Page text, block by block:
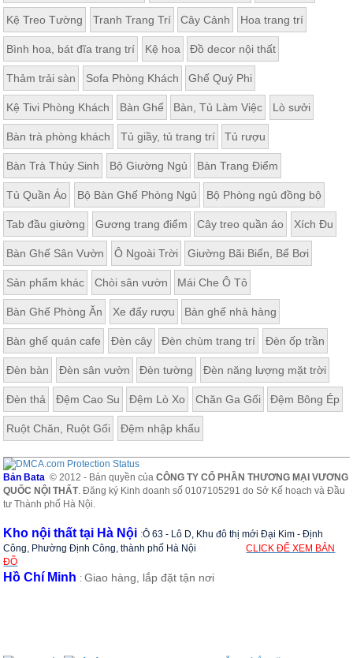
Sofa,
tủ
rượu,
Bàn
Nội
Thất
Phòng
Ngủ
Giường
ngủ, tủ
áo, bàn
trang
Nội
Thất
Phòng
Ăn
Bàn
ăn,
ghế
ăn,
bếp
Nội
Thất
Ban
Công,
Vườn
Bàn
ghế
ban
đu,
ghế...
Phụ
Kệ Treo Tường Tranh Trang Trí Cây Cảnh Hoa trang trí
Bình hoa, bát đĩa trang trí Kệ hoa Đồ decor nội thất
Thảm trải sàn Sofa Phòng Khách Ghế Quý Phi
Kệ Tivi Phòng Khách Bàn Ghế Bàn, Tủ Làm Việc Lò sưởi
Bàn trà phòng khách Tủ giầy, tủ trang trí Tủ rượu
Bàn Trà Thủy Sinh Bộ Giường Ngủ Bàn Trang Điểm
Tủ Quần Áo Bộ Bàn Ghế Phòng Ngủ Bộ Phòng ngủ đồng bộ
Tab đầu giường Gương trang điểm Cây treo quần áo Xích Đu
Bàn Ghế Sân Vườn Ô Ngoài Trời Giường Bãi Biển, Bể Bơi
Sản phẩm khác Chòi sân vườn Mái Che Ô Tô
Bàn Ghế Phòng Ăn Xe đẩy rượu Bàn ghế nhà hàng
Bàn ghế quán cafe Đèn cây Đèn chùm trang trí Đèn ốp trần
Đèn bàn Đèn sân vườn Đèn tường Đèn năng lượng mặt trời
Đèn thả Đệm Cao Su Đệm Lò Xo Chăn Ga Gối Đệm Bông Ép
Ruột Chăn, Ruột Gối Đệm nhập khẩu
Bản Bata © 2012 - Bản quyền củaCÔNG TY CỔ PHẦN THƯƠNG MẠI VƯƠNG
QUỐC NỘI THẤT. Đăng ký Kinh doanh số 0107105291 do Sở Kế hoạch và Đầu
tư Thành phố Hà Nội.
Kho nội thất tại Hà Nội :Ô 63 - Lô D, Khu đô thị mới Đại Kim - Định
Công, Phường Định Công, thành phố Hà Nội
CLICK ĐỂ XEM BẢN
ĐỒ
Hồ Chí Minh :Giao hàng, lắp đặt tận nơi